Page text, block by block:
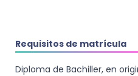
Requisitos de matrícula
Diploma de Bachiller, en